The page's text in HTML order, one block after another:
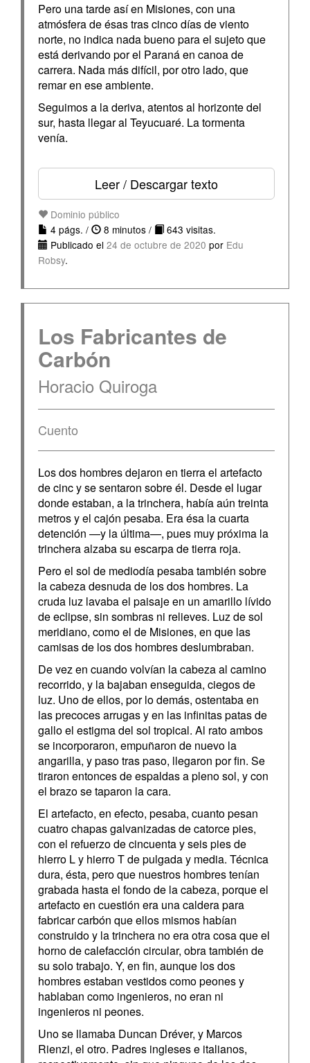
Pero una tarde así en Misiones, con una
atmósfera de ésas tras cinco días de viento
norte, no indica nada bueno para el sujeto que
está derivando por el Paraná en canoa de
carrera. Nada más difícil, por otro lado, que
remar en ese ambiente.
Seguimos a la deriva, atentos al horizonte del
sur, hasta llegar al Teyucuaré. La tormenta
venía.
Leer / Descargar texto
Dominio público
4 págs. /
8 minutos /
643 visitas.
Publicado el 24 de octubre de 2020 por Edu
Robsy.
Los Fabricantes de
Carbón
Horacio Quiroga
Cuento
Los dos hombres dejaron en tierra el artefacto
de cinc y se sentaron sobre él. Desde el lugar
donde estaban, a la trinchera, había aún treinta
metros y el cajón pesaba. Era ésa la cuarta
detención —y la última—, pues muy próxima la
trinchera alzaba su escarpa de tierra roja.
Pero el sol de mediodía pesaba también sobre
la cabeza desnuda de los dos hombres. La
cruda luz lavaba el paisaje en un amarillo lívido
de eclipse, sin sombras ni relieves. Luz de sol
meridiano, como el de Misiones, en que las
camisas de los dos hombres deslumbraban.
De vez en cuando volvían la cabeza al camino
recorrido, y la bajaban enseguida, ciegos de
luz. Uno de ellos, por lo demás, ostentaba en
las precoces arrugas y en las infinitas patas de
gallo el estigma del sol tropical. Al rato ambos
se incorporaron, empuñaron de nuevo la
angarilla, y paso tras paso, llegaron por fin. Se
tiraron entonces de espaldas a pleno sol, y con
el brazo se taparon la cara.
El artefacto, en efecto, pesaba, cuanto pesan
cuatro chapas galvanizadas de catorce pies,
con el refuerzo de cincuenta y seis pies de
hierro L y hierro T de pulgada y media. Técnica
dura, ésta, pero que nuestros hombres tenían
grabada hasta el fondo de la cabeza, porque el
artefacto en cuestión era una caldera para
fabricar carbón que ellos mismos habían
construido y la trinchera no era otra cosa que el
horno de calefacción circular, obra también de
su solo trabajo. Y, en fin, aunque los dos
hombres estaban vestidos como peones y
hablaban como ingenieros, no eran ni
ingenieros ni peones.
Uno se llamaba Duncan Dréver, y Marcos
Rienzi, el otro. Padres ingleses e italianos,